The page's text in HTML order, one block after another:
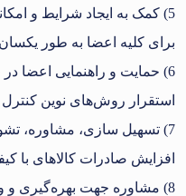
5) کمک به ایجاد شرایط و
برای کلیه اعضا به طور یکسان
6) حمایت و راهنمایی اعضا
استقرار روش‌های نوین
7) تسهیل سازی، مشاوره،
افزایش صادرات کالاهای با
8) مشاوره جهت بهره‌گیری و